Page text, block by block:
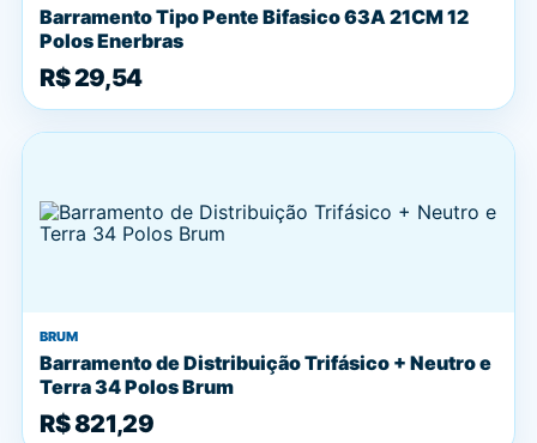
Barramento Tipo Pente Bifasico 63A 21CM 12
Polos Enerbras
R$ 29,54
BRUM
Barramento de Distribuição Trifásico + Neutro e
Terra 34 Polos Brum
R$ 821,29